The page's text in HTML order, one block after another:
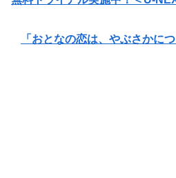
「おとなの恋は、やぶさかに